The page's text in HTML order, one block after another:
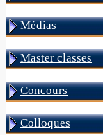
Médias
Master classes
Concours
Colloques